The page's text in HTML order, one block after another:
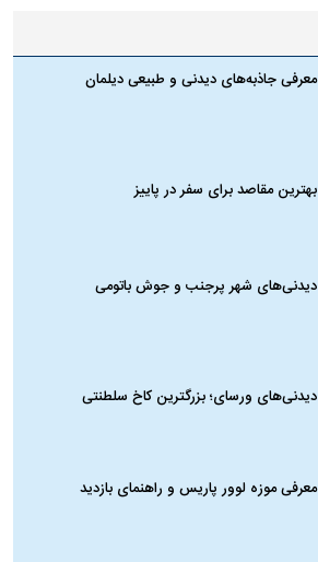
معرفی جاذبه‌های دیدنی و طبیعی دیلمان
بهترین مقاصد برای سفر در پاییز
دیدنی‌های شهر پرجنب و جوش باتومی
دیدنی‌های ورسای؛ بزرگترین کاخ سلطنتی
معرفی موزه لوور پاریس و راهنمای بازدید